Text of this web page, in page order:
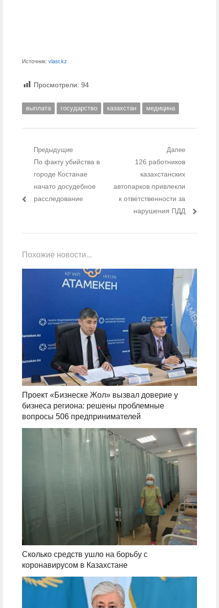
Источник: vlast.kz
Просмотрели: 94
выплата государство казахстан медицина
Навигация по записям
Предыдущие
Предыдущий пост:
По факту убийства в
городе Костанае
начато досудебное
расследование
Далее
Следующий пост:
126 работников
казахстанских
автопарков привлекли
к ответственности за
нарушения ПДД
Похожие новости...
Проект «Бизнеске Жол» вызвал доверие у
бизнеса региона: решены проблемные
вопросы 506 предпринимателей
Сколько средств ушло на борьбу с
коронавирусом в Казахстане